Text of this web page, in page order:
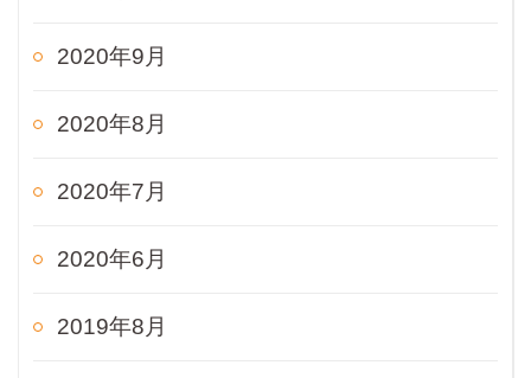
2020年9月
2020年8月
2020年7月
2020年6月
2019年8月